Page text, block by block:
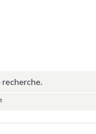
recherche.